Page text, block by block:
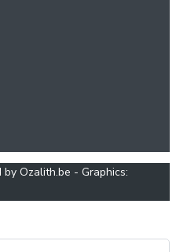
Ozalith.be - Graphics: